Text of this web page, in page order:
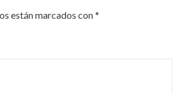
están marcados con*